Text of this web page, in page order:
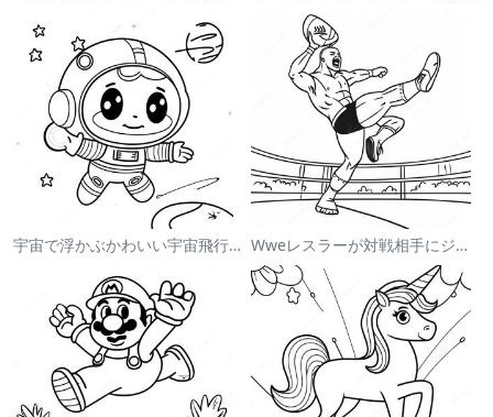
宇宙で浮かぶかわいい宇宙飛行士 塗り絵 Wweレスラーが対戦相手にジャンプする塗り絵